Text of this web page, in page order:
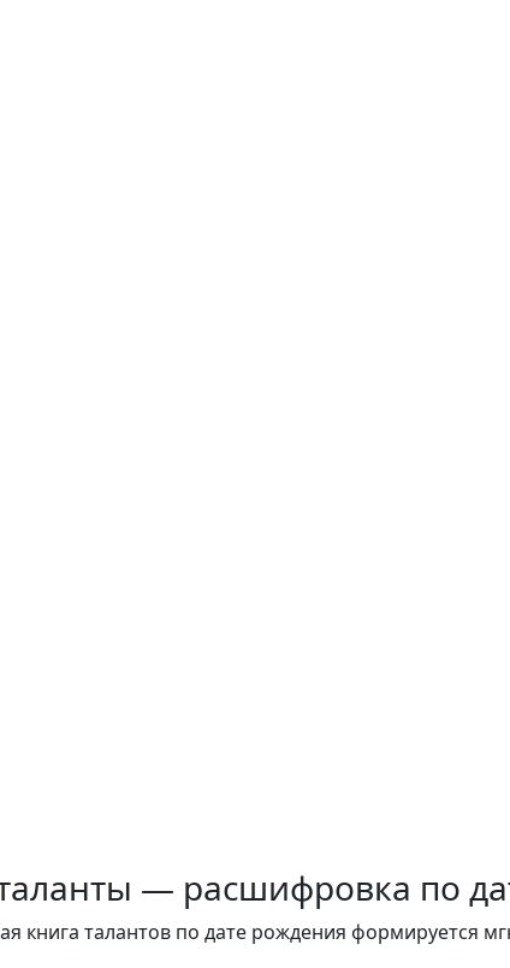
— расшифровка по
книга талантов по дате рождения формируется